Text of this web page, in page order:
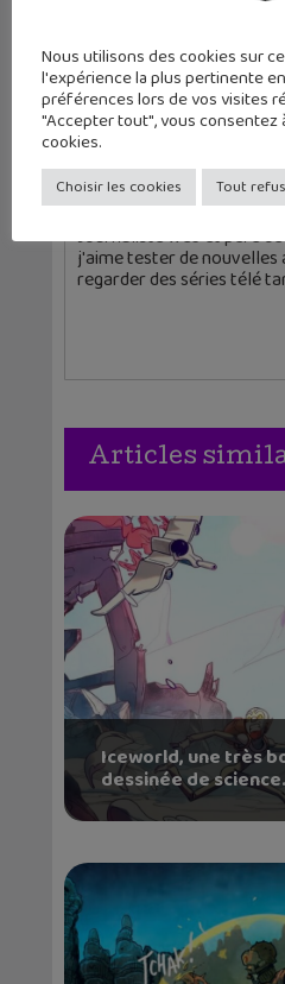
Christophe Coquis
Journaliste web et père
j'aime tester de nouvelles
regarder des séries télé
Articles
Iceworld, une très
dessinée de
Nous utilisons des cookies sur
l'expérience la plus pertinente
préférences lors de vos visites
"Accepter tout", vous consentez
cookies.
Choisir les cookies Tout